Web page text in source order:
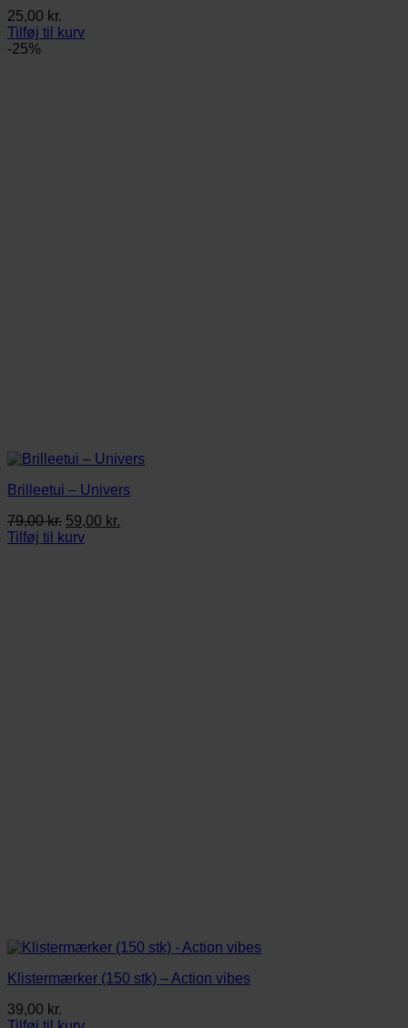
25,00 kr.
Tilføj til kurv
-25%
Brilleetui – Univers
79,00kr. Den
oprindelige
59,00 kr.
Tilføj til kurv
Klistermærker (150 stk) – Action vibes
39,00 kr.